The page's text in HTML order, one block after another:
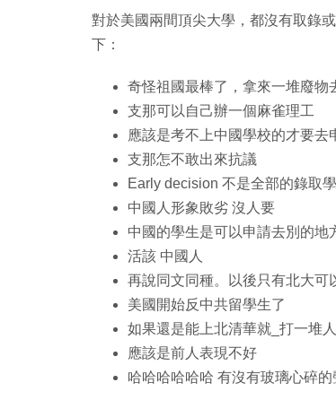
對於美國兩間頂尖大學，都沒有取錄
下：
奇怪祖國最棒了，拿來一堆廢物
支那可以自己辦一個麻雀理工
應該是考不上中國學校的才要去
支那怎不敢出來抗議
Early decision 不是全部的錄取
中國人形象敗劣 沒人要
中國的學生是可以申請去別的地
活該 中國人
再說同文同種。以後只有北大可
美國開始反中共留學生了
如果還是能上北清華就_打一堆
應該是前人表現不好
哈哈哈哈哈哈 有沒有玻璃心碎的